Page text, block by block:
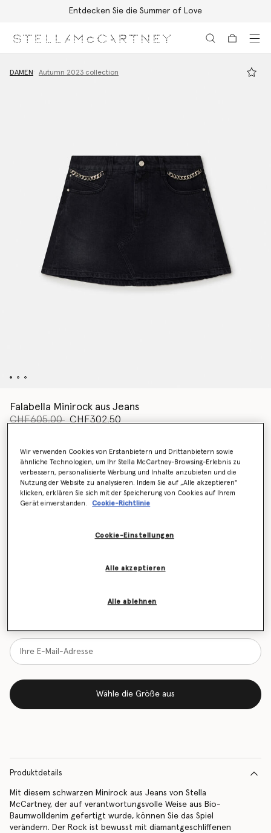
Entdecken Sie die Summer of Love
DAMEN Autumn 2023 collection
Falabella Minirock aus Jeans
Preis reduziert von
CHF605.00bis
CHF302.50
Farbe Schwarz
ausgewählt
Wähle die Größe aus
Produktdetails
Mit diesem schwarzen Minirock aus Jeans von Stella
McCartney, der auf verantwortungsvolle Weise aus Bio-
Baumwolldenim gefertigt wurde, können Sie das Spiel
verändern. Der Rock ist bewusst mit diamantgeschliffenen
Wir verwenden Cookies von Erstanbietern und Drittanbietern sowie
ähnliche Technologien, um Ihr Stella McCartney-Browsing-Erlebnis zu
verbessern, personalisierte Werbung und Inhalte anzubieten und die
Nutzung der Website zu analysieren. Indem Sie auf „Alle akzeptieren"
klicken, erklären Sie sich mit der Speicherung von Cookies auf Ihrem
Gerät einverstanden.
Cookie-Richtlinie
Cookie-Einstellungen
Alle ablehnen
Alle akzeptieren